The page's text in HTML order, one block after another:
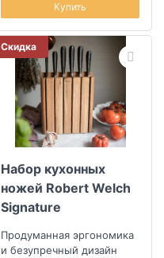
Купить
Скидка
Набор кухонных
ножей Robert Welch
Signature
Продуманная эргономика
и безупречный дизайн